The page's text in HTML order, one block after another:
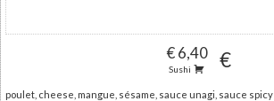
€ 6,40
Sushi €
poulet, cheese, mangue, sésame, sauce unagi, sauce spicy